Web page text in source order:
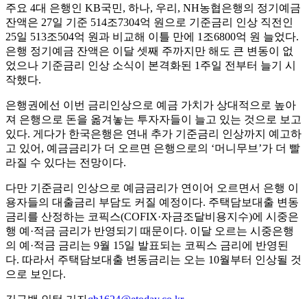
주요 4대 은행인 KB국민, 하나, 우리, NH농협은행의 정기예금
잔액은 27일 기준 514조7304억 원으로 기준금리 인상 직전인
25일 513조504억 원과 비교해 이틀 만에 1조6800억 원 늘었다.
은행 정기예금 잔액은 이달 셋째 주까지만 해도 큰 변동이 없
었으나 기준금리 인상 소식이 본격화된 1주일 전부터 늘기 시
작했다.
은행권에선 이번 금리인상으로 예금 가치가 상대적으로 높아
져 은행으로 돈을 옮겨놓는 투자자들이 늘고 있는 것으로 보고
있다. 게다가 한국은행은 연내 추가 기준금리 인상까지 예고하
고 있어, 예금금리가 더 오르면 은행으로의 ‘머니무브’가 더 빨
라질 수 있다는 전망이다.
다만 기준금리 인상으로 예금금리가 연이어 오르면서 은행 이
용자들의 대출금리 부담도 커질 예정이다. 주택담보대출 변동
금리를 산정하는 코픽스(COFIX·자금조달비용지수)에 시중은
행 예·적금 금리가 반영되기 때문이다. 이달 오르는 시중은행
의 예·적금 금리는 9월 15일 발표되는 코픽스 금리에 반영된
다. 따라서 주택담보대출 변동금리는 오는 10월부터 인상될 것
으로 보인다.